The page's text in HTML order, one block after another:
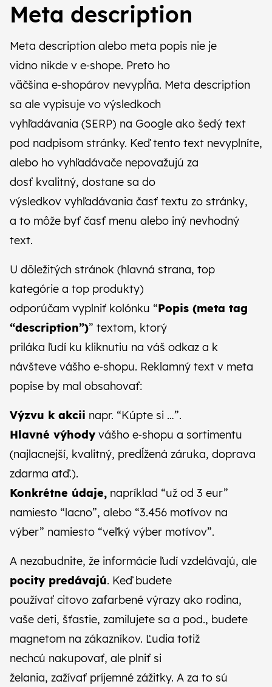
Meta description
Meta description alebo meta popis nie je
vidno nikde v e‑shope. Preto ho
väčšina e‑shopárov nevypĺňa. Meta description
sa ale vypisuje vo výsledkoch
vyhľadávania (SERP) na Google ako šedý text
pod nadpisom stránky. Keď tento text nevyplníte,
alebo ho vyhľadávače nepovažujú za
dosť kvalitný, dostane sa do
výsledkov vyhľadávania časť textu zo stránky,
a to môže byť časť menu alebo iný nevhodný
text.
U dôležitých stránok (hlavná strana, top
kategórie a top produkty)
odporúčam vyplniť kolónku “Popis (meta tag
“description”)” textom, ktorý
priláka ľudí ku kliknutiu na váš odkaz a k
návšteve vášho e‑shopu. Reklamný text v meta
popise by mal obsahovať:
Výzvu k akcii napr. “Kúpte si …”.
Hlavné výhody vášho e‑shopu a sortimentu
(najlacnejší, kvalitný, predĺžená záruka, doprava
zdarma atď.).
Konkrétne údaje, napríklad “už od 3 eur”
namiesto “lacno”, alebo “3.456 motívov na
výber” namiesto “veľký výber motívov”.
A nezabudnite, že informácie ľudí vzdelávajú, ale
pocity predávajú. Keď budete
používať citovo zafarbené výrazy ako rodina,
vaše deti, šťastie, zamilujete sa a pod., budete
magnetom na zákazníkov. Ľudia totiž
nechcú nakupovať, ale plniť si
želania, zažívať príjemné zážitky. A za to sú